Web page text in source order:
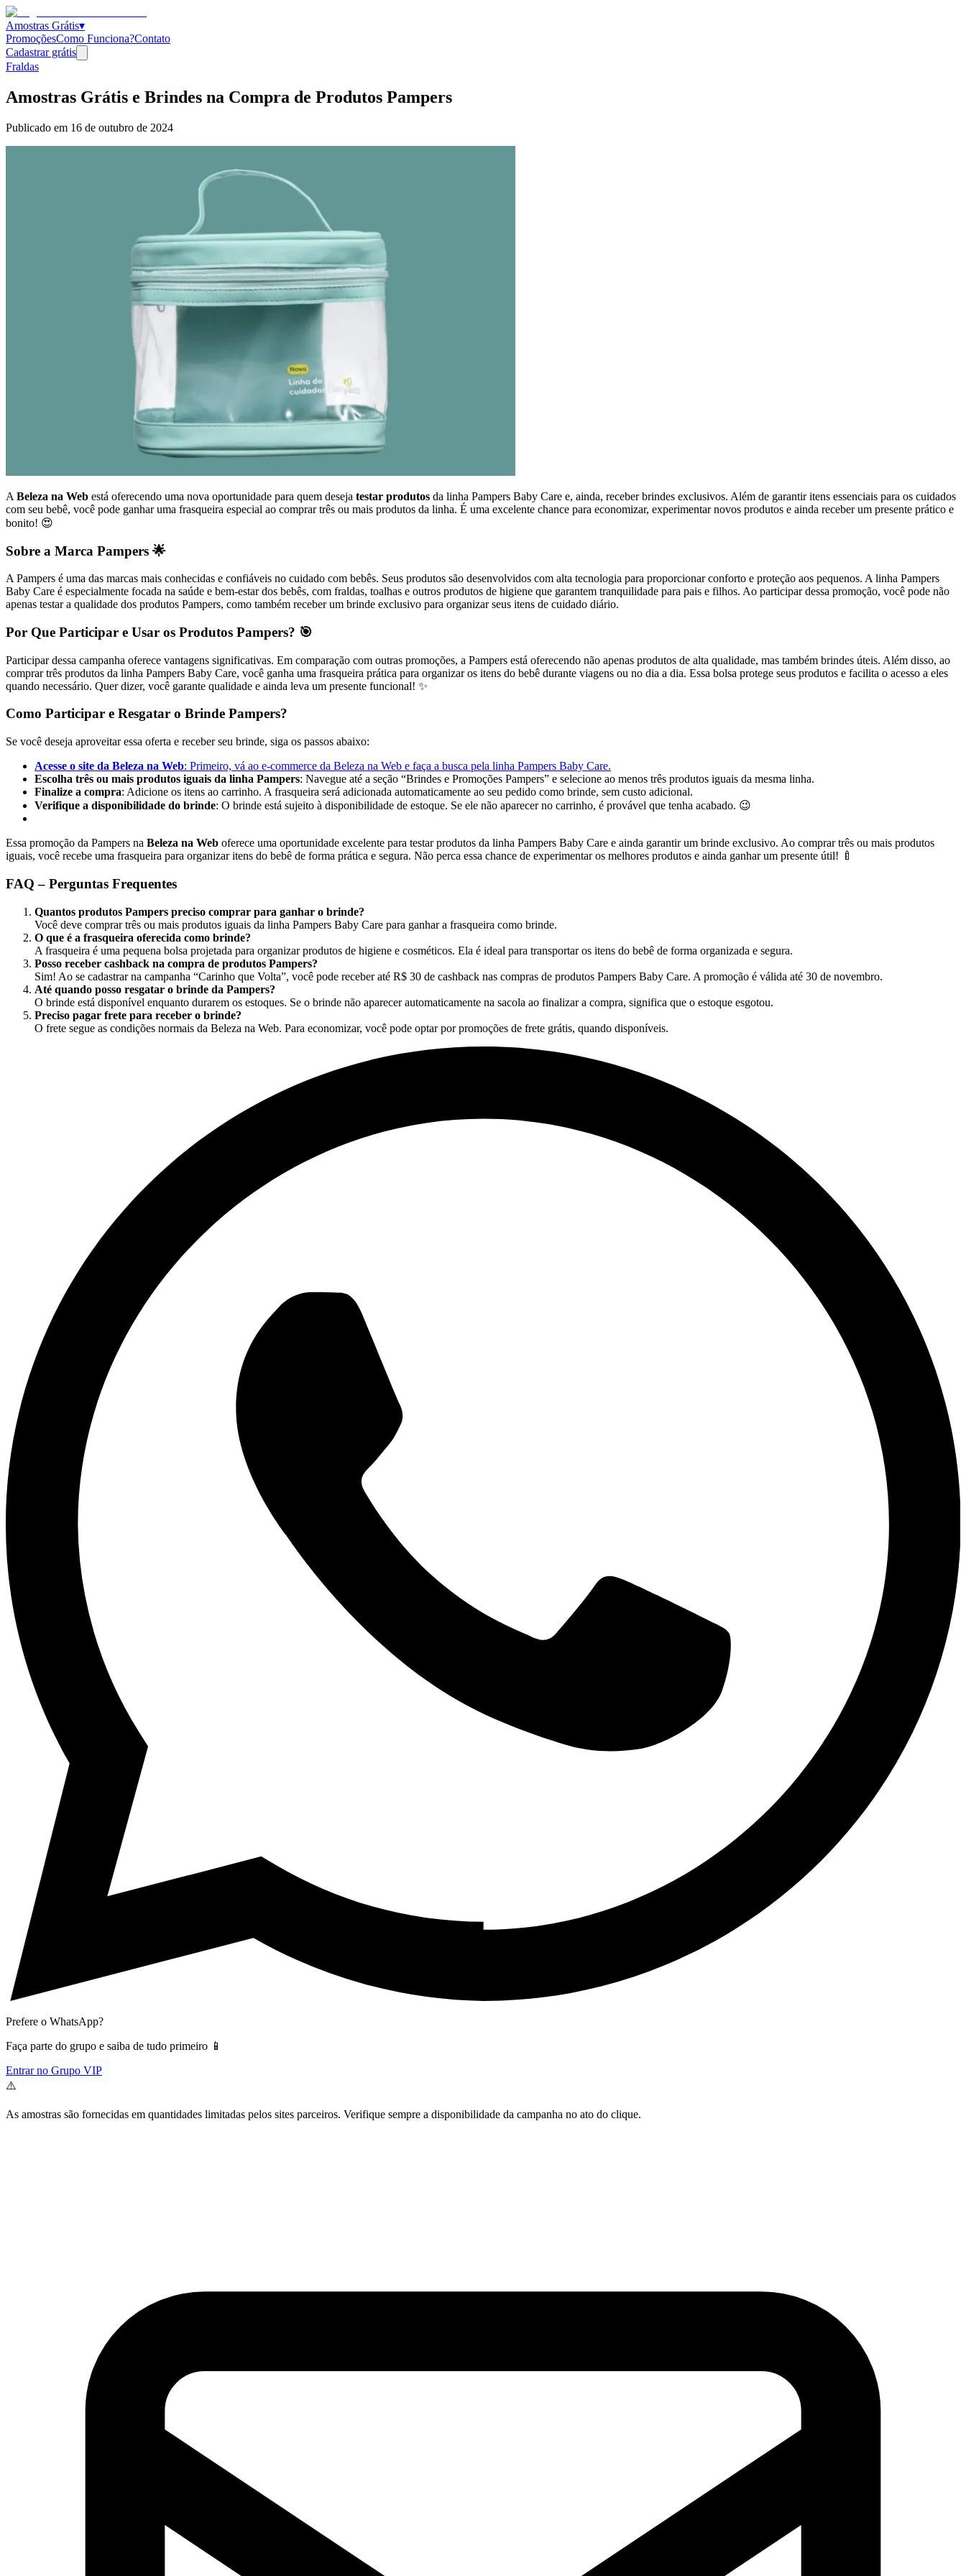
Amostras Grátis▾
PromoçõesComo Funciona?Contato
Cadastrar grátis
Fraldas
Amostras Grátis e Brindes na Compra de Produtos Pampers
Publicado em 16 de outubro de 2024
A Beleza na Web está oferecendo uma nova oportunidade para quem deseja testar produtos da linha Pampers Baby Care e, ainda, receber brindes exclusivos. Além de garantir itens essenciais para os cuidados
com seu bebê, você pode ganhar uma frasqueira especial ao comprar três ou mais produtos da linha. É uma excelente chance para economizar, experimentar novos produtos e ainda receber um presente prático e
bonito! 😍
Sobre a Marca Pampers 🌟
A Pampers é uma das marcas mais conhecidas e confiáveis no cuidado com bebês. Seus produtos são desenvolvidos com alta tecnologia para proporcionar conforto e proteção aos pequenos. A linha Pampers
Baby Care é especialmente focada na saúde e bem-estar dos bebês, com fraldas, toalhas e outros produtos de higiene que garantem tranquilidade para pais e filhos. Ao participar dessa promoção, você pode não
apenas testar a qualidade dos produtos Pampers, como também receber um brinde exclusivo para organizar seus itens de cuidado diário.
Por Que Participar e Usar os Produtos Pampers? 🎯
Participar dessa campanha oferece vantagens significativas. Em comparação com outras promoções, a Pampers está oferecendo não apenas produtos de alta qualidade, mas também brindes úteis. Além disso, ao
comprar três produtos da linha Pampers Baby Care, você ganha uma frasqueira prática para organizar os itens do bebê durante viagens ou no dia a dia. Essa bolsa protege seus produtos e facilita o acesso a eles
quando necessário. Quer dizer, você garante qualidade e ainda leva um presente funcional! ✨
Como Participar e Resgatar o Brinde Pampers?
Se você deseja aproveitar essa oferta e receber seu brinde, siga os passos abaixo:
Acesse o site da Beleza na Web: Primeiro, vá ao e-commerce da Beleza na Web e faça a busca pela linha Pampers Baby Care.
Escolha três ou mais produtos iguais da linha Pampers: Navegue até a seção “Brindes e Promoções Pampers” e selecione ao menos três produtos iguais da mesma linha.
Finalize a compra: Adicione os itens ao carrinho. A frasqueira será adicionada automaticamente ao seu pedido como brinde, sem custo adicional.
Verifique a disponibilidade do brinde: O brinde está sujeito à disponibilidade de estoque. Se ele não aparecer no carrinho, é provável que tenha acabado. 😉
Essa promoção da Pampers na Beleza na Web oferece uma oportunidade excelente para testar produtos da linha Pampers Baby Care e ainda garantir um brinde exclusivo. Ao comprar três ou mais produtos
iguais, você recebe uma frasqueira para organizar itens do bebê de forma prática e segura. Não perca essa chance de experimentar os melhores produtos e ainda ganhar um presente útil! 🍼
FAQ – Perguntas Frequentes
Quantos produtos Pampers preciso comprar para ganhar o brinde?
Você deve comprar três ou mais produtos iguais da linha Pampers Baby Care para ganhar a frasqueira como brinde.
O que é a frasqueira oferecida como brinde?
A frasqueira é uma pequena bolsa projetada para organizar produtos de higiene e cosméticos. Ela é ideal para transportar os itens do bebê de forma organizada e segura.
Posso receber cashback na compra de produtos Pampers?
Sim! Ao se cadastrar na campanha “Carinho que Volta”, você pode receber até R$ 30 de cashback nas compras de produtos Pampers Baby Care. A promoção é válida até 30 de novembro.
Até quando posso resgatar o brinde da Pampers?
O brinde está disponível enquanto durarem os estoques. Se o brinde não aparecer automaticamente na sacola ao finalizar a compra, significa que o estoque esgotou.
Preciso pagar frete para receber o brinde?
O frete segue as condições normais da Beleza na Web. Para economizar, você pode optar por promoções de frete grátis, quando disponíveis.
Prefere o WhatsApp?
Faça parte do grupo e saiba de tudo primeiro 📱
Entrar no Grupo VIP
⚠️
As amostras são fornecidas em quantidades limitadas pelos sites parceiros. Verifique sempre a disponibilidade da campanha no ato do clique.